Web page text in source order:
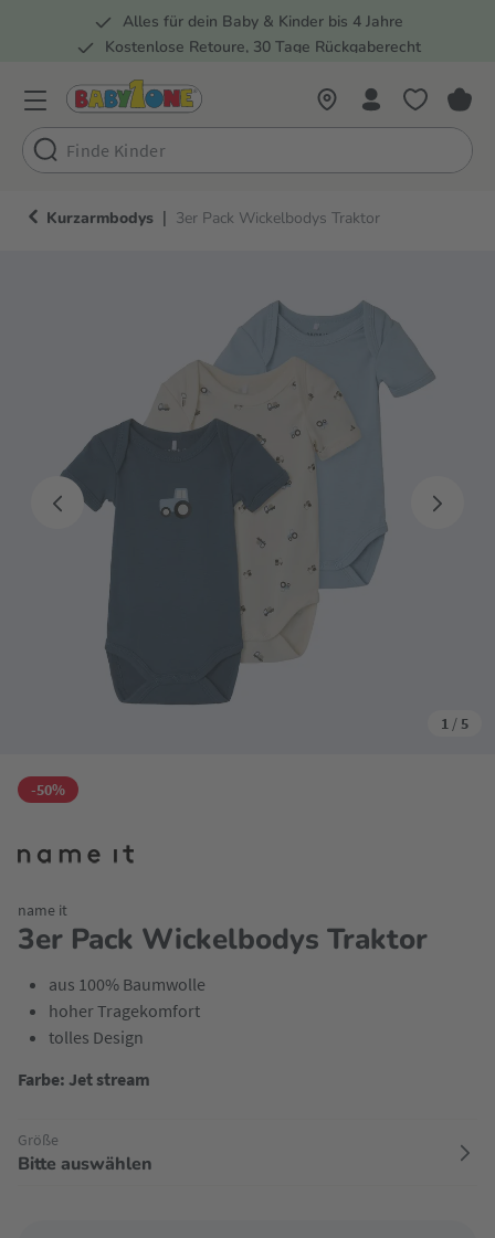
Zur Hauptnavigation springen
Alles für dein Baby & Kinder bis 4 Jahre
Kostenlose Retoure, 30 Tage Rückgaberecht
Kurzarmbodys | 3er Pack Wickelbodys Traktor
1 / 5
-50%
3er Pack Wickelbodys Traktor
name it
aus 100% Baumwolle
hoher Tragekomfort
tolles Design
Farbe: Jet stream
Größe
Bitte auswählen